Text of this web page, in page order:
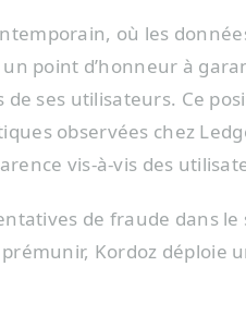
où les
point d’honneur à
ses utilisateurs. Ce
observées chez
vis-à-vis des
de fraude dans
prémunir, Kordoz déploie